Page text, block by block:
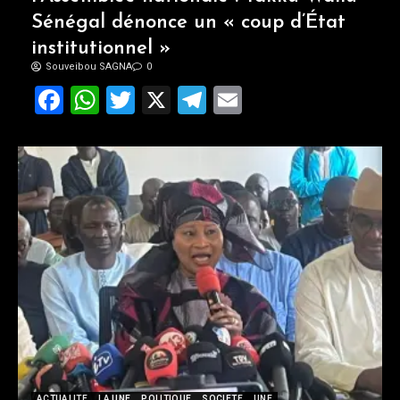
Sénégal dénonce un « coup d’État
institutionnel »
Souveibou SAGNA 0
Facebook
WhatsApp
Twitter
X Telegram